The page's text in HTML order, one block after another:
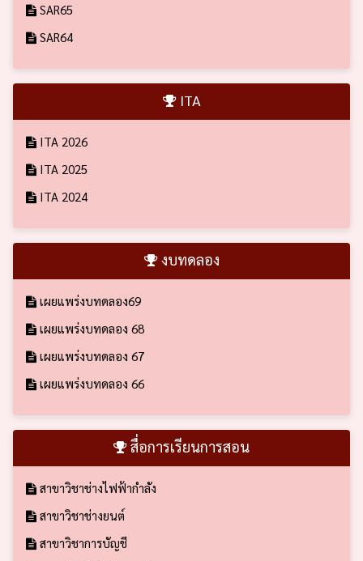
SAR65
SAR64
ITA
ITA 2026
ITA 2025
ITA 2024
งบทดลอง
เผยแพร่งบทดลอง69
เผยแพร่งบทดลอง 68
เผยแพร่งบทดลอง 67
เผยแพร่งบทดลอง 66
สื่อการเรียนการสอน
สาขาวิชาช่างไฟฟ้ากำลัง
สาขาวิชาช่างยนต์
สาขาวิชาการบัญชี